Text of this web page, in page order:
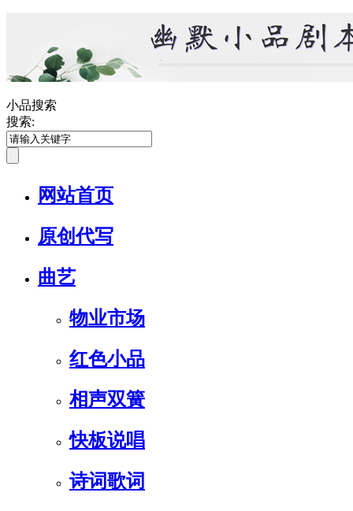
小品搜索
搜索:
网站首页
原创代写
曲艺
物业市场
红色小品
相声双簧
快板说唱
诗词歌词